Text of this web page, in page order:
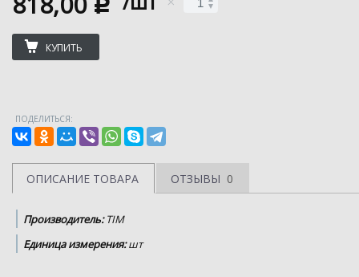
c
КУПИТЬ
ПОДЕЛИТЬСЯ:
ОПИСАНИЕ ТОВАРА ОТЗЫВЫ 0
Производитель:TIM
Единица измерения:шт